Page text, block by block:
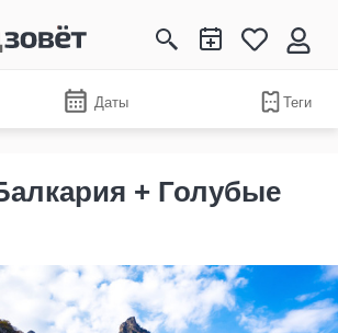
Даты Теги
+ Голубые